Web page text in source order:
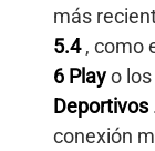
más
5.4, como
6 Playo los
Deportivos
conexión